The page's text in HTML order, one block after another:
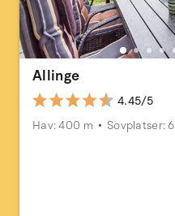
Allinge
4.45/5
Hav: 400 m
Sovplatser: 6